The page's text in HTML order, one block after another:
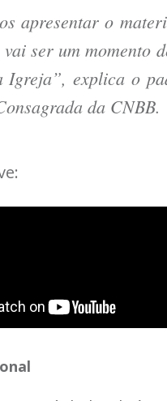
apresentar o
ser um momento
Igreja”, explica o
da CNBB.